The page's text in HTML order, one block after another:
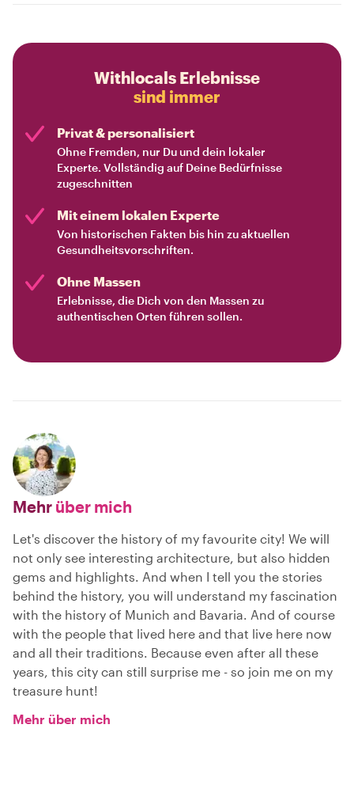
Withlocals Erlebnisse
sind immer
Privat & personalisiert
Ohne Fremden, nur Du und dein lokaler
Experte. Vollständig auf Deine Bedürfnisse
zugeschnitten
Mit einem lokalen Experte
Von historischen Fakten bis hin zu aktuellen
Gesundheitsvorschriften.
Ohne Massen
Erlebnisse, die Dich von den Massen zu
authentischen Orten führen sollen.
Mehr über mich
Let's discover the history of my favourite city! We will
not only see interesting architecture, but also hidden
gems and highlights. And when I tell you the stories
behind the history, you will understand my fascination
with the history of Munich and Bavaria. And of course
with the people that lived here and that live here now
and all their traditions. Because even after all these
years, this city can still surprise me - so join me on my
treasure hunt!
Mehr über mich